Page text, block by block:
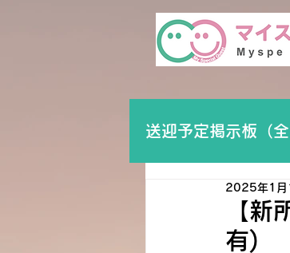
送迎予定掲示板（全
【
有)
2025年1月